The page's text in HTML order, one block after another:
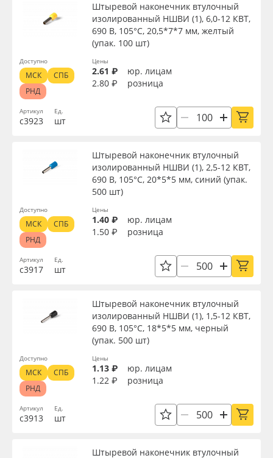
Артикул
с3923
Штыревой наконечник втулочный
изолированный НШВИ (1), 6,0-12 КВТ,
690 В, 105°С, 20,5*7*7 мм, желтый
(упак. 100 шт)
Ед.
шт
Цены
2.61 ₽
юр. лицам
2.80 ₽
розница
Доступно
МСК
СПБ
РНД
Артикул
с3917
Штыревой наконечник втулочный
изолированный НШВИ (1), 2,5-12 КВТ,
690 В, 105°С, 20*5*5 мм, синий (упак.
500 шт)
Ед.
шт
Цены
1.40 ₽
юр. лицам
1.50 ₽
розница
Доступно
МСК
СПБ
РНД
Артикул
с3913
Штыревой наконечник втулочный
изолированный НШВИ (1), 1,5-12 КВТ,
690 В, 105°С, 18*5*5 мм, черный
(упак. 500 шт)
Ед.
шт
Цены
1.13 ₽
юр. лицам
1.22 ₽
розница
Доступно
МСК
СПБ
РНД
Штыревой наконечник втулочный